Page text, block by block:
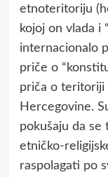
etnoteritoriju
kojoj on vlada i
internacionalo
priče o
priča o teritoriji
Hercegovine.
pokušaju da se
etničko-
raspolagati po